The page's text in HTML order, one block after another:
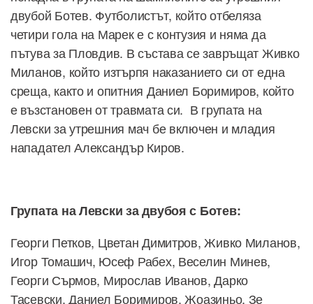
двубой Ботев. Футболистът, който отбеляза
четири гола на Марек е с контузия и няма да
пътува за Пловдив. В състава се завръщат Живко
Миланов, който изтърпя наказанието си от една
среща, както и опитния Даниел Боримиров, който
е възстановен от травмата си. В групата на
Левски за утрешния мач бе включен и младия
нападател Александър Киров.
Групата на Левски за двубоя с Ботев:
Георги Петков, Цветан Димитров, Живко Миланов,
Игор Томашич, Юсеф Рабех, Веселин Минев,
Георги Сърмов, Мирослав Иванов, Дарко
Тасевски, Даниел Боримиров, Жоазиньо, Зе